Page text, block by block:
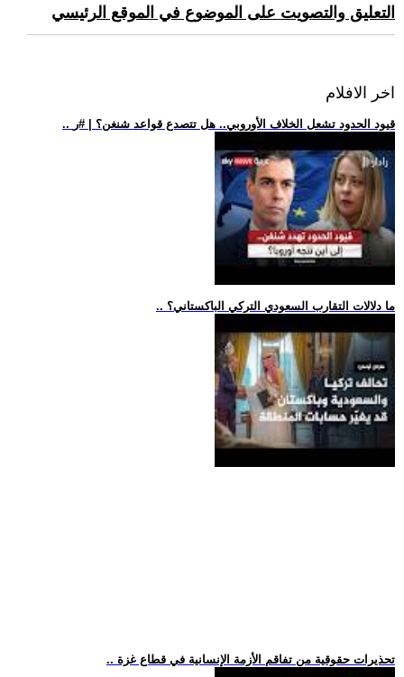
التعليق والتصويت على الموضوع في الموقع الرئيسي
اخر الافلام
.. قيود الحدود تشعل الخلاف الأوروبي.. هل تتصدع قواعد شنغن؟ | #ر
.. ما دلالات التقارب السعودي التركي الباكستاني؟
.. تحذيرات حقوقية من تفاقم الأزمة الإنسانية في قطاع غزة